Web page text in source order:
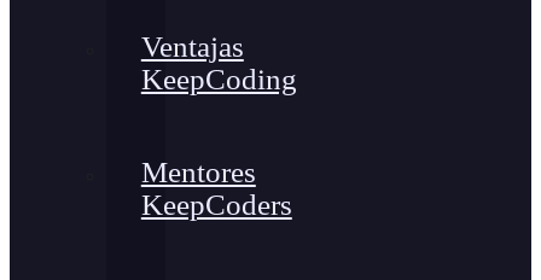
Ventajas
KeepCoding
Mentores
KeepCoders